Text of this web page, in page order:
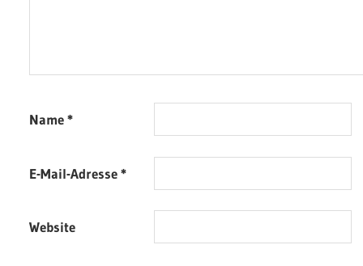
Name*
E-Mail-Adresse*
Website